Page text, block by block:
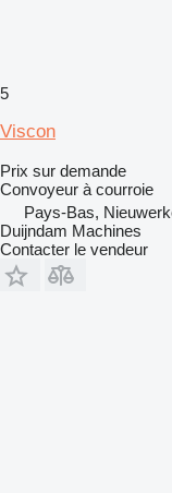
5
Viscon
Prix sur demande
Convoyeur à courroie
Pays-Bas,
Duijndam Machines
Contacter le vendeur